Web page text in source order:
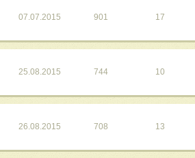
07.07.2015 901 17
25.08.2015 744 10
26.08.2015 708 13